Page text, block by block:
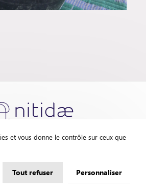
nous Mentions légales
et vous donne le contrôle sur ceux que
Tout refuser Personnaliser